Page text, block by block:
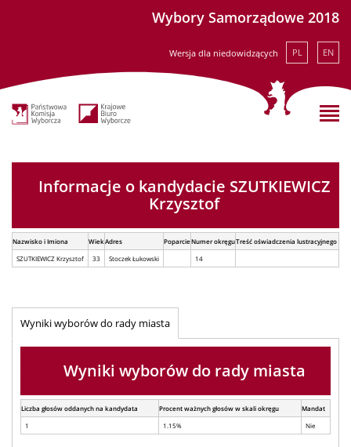
Wybory Samorządowe 2018
Wersja dla niedowidzących PL EN
Informacje o kandydacie SZUTKIEWICZ
Krzysztof
Nazwisko i Imiona WiekAdres PoparcieNumer okręguTreść oświadczenia lustracyjnego
SZUTKIEWICZ Krzysztof
33 Stoczek Łukowski 14
Wyniki wyborów do rady miasta
Wyniki wyborów do rady miasta
Liczba głosów oddanych na kandydata Procent ważnych głosów w skali okręgu
Mandat
1
1.15% Nie